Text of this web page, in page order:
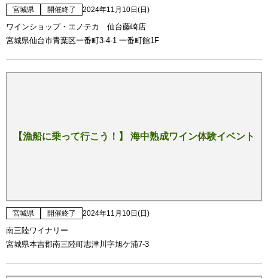
宮城県 開催終了 2024年11月10日(日)
ワインショップ・エノテカ 仙台藤崎店
宮城県仙台市青葉区一番町3-4-1 一番町館1F
【漁船に乗って行こう！】 海中熟成ワイン体験イベント
宮城県 開催終了 2024年11月10日(日)
南三陸ワイナリー
宮城県本吉郡南三陸町志津川字旭ケ浦7-3